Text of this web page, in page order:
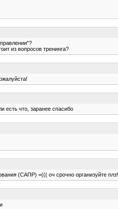
из вопросов тренинга?
есть что, заранее спасибо
(САПР) =((( оч срочно организуйте плз!